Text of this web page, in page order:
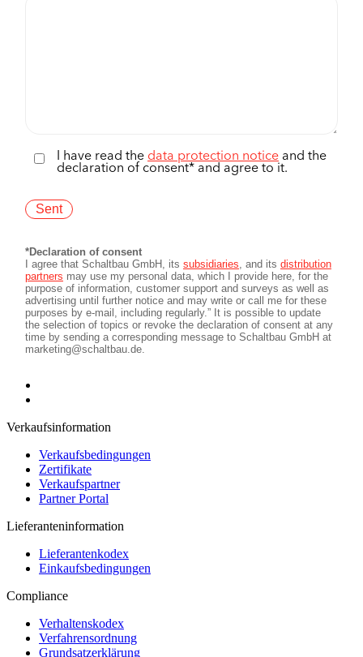
Verkaufsinformation
Verkaufsbedingungen
Zertifikate
Verkaufspartner
Partner Portal
Lieferanteninformation
Lieferantenkodex
Einkaufsbedingungen
Compliance
Verhaltenskodex
Verfahrensordnung
Grundsatzerklärung